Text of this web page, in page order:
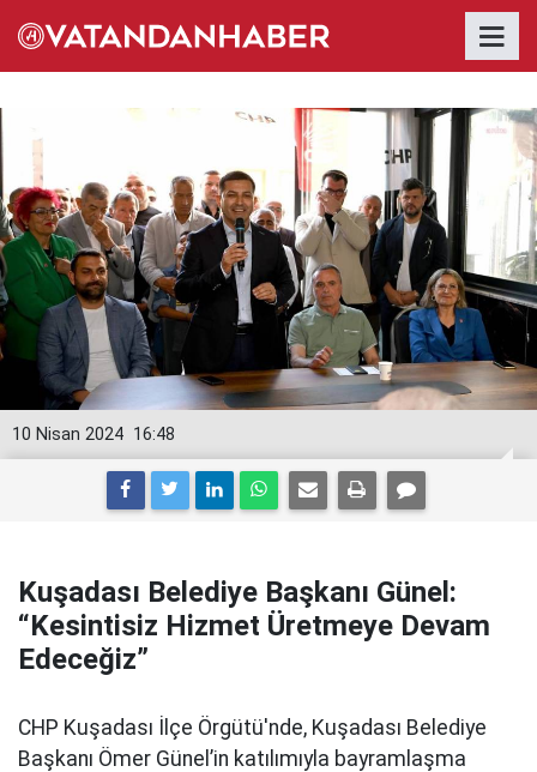
16:48
10 Nisan 2024
Kuşadası Belediye Başkanı Günel:
“Kesintisiz Hizmet Üretmeye Devam
Edeceğiz”
CHP Kuşadası İlçe Örgütü'nde, Kuşadası Belediye
Başkanı Ömer Günel’in katılımıyla bayramlaşma